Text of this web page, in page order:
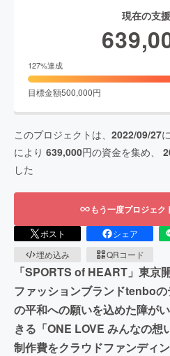
現在の支
127%達成
目標金額500,000円
このプロジェクトは、 2022/09/27
により 639,000円の資金を集め、
した
もう一度プロジェク
ポスト シェア
埋め込み
QRコード
「SPORTS of HEART」東京
ファッションブランドtenbo
の平和への願いを込めた障が
きる「ONE LOVE みんなの想
制作費をクラウドファンディン